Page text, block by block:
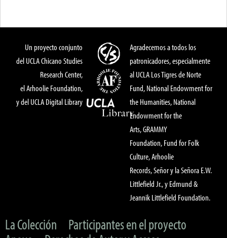
Un proyecto conjunto
del UCLA Chicano Studies
Research Center,
el Arhoolie Foundation,
y del UCLA Digital Library
Agradecemos a todos los
patronicadores, especialmente
al UCLA Los Tigres de Norte
Fund, National Endowment for
the Humanities, National
Endowment for the
Arts, GRAMMY
Foundation, Fund for Folk
Culture, Arhoolie
Records, Señor y la Señora E.W.
Littlefield Jr., y Edmund &
Jeannik Littlefield Foundation.
La Colección
Participantes en el proyecto